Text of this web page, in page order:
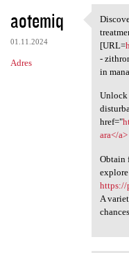
aotemiq
01.11.2024
Adres
[URL=
-
in
Unlock
href="
ara</a>
Obtain
https://
A